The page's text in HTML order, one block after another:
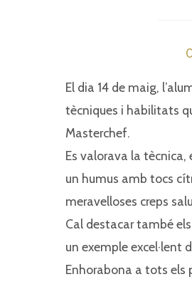
El dia 14 de maig,
tècniques i habilitats
Masterchef.
Es valorava la
un humus amb tocs
meravelloses creps
Cal destacar també
un exemple excel·lent
Enhorabona a tots els